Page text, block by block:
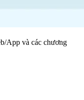
App và các chương